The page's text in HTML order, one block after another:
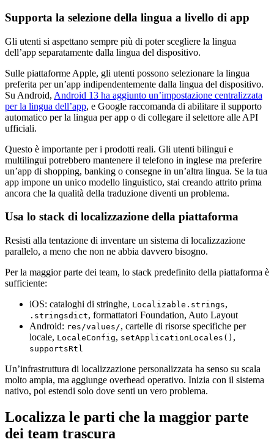
Supporta la selezione della lingua a livello di app
Gli utenti si aspettano sempre più di poter scegliere la lingua
dell’app separatamente dalla lingua del dispositivo.
Sulle piattaforme Apple, gli utenti possono selezionare la lingua
preferita per un’app indipendentemente dalla lingua del dispositivo.
Su Android, Android 13 ha aggiunto un’impostazione centralizzata
per la lingua dell’app, e Google raccomanda di abilitare il supporto
automatico per la lingua per app o di collegare il selettore alle API
ufficiali.
Questo è importante per i prodotti reali. Gli utenti bilingui e
multilingui potrebbero mantenere il telefono in inglese ma preferire
un’app di shopping, banking o consegne in un’altra lingua. Se la tua
app impone un unico modello linguistico, stai creando attrito prima
ancora che la qualità della traduzione diventi un problema.
Usa lo stack di localizzazione della piattaforma
Resisti alla tentazione di inventare un sistema di localizzazione
parallelo, a meno che non ne abbia davvero bisogno.
Per la maggior parte dei team, lo stack predefinito della piattaforma è
sufficiente:
iOS: cataloghi di stringhe, Localizable.strings,
.stringsdict, formattatori Foundation, Auto Layout
Android: res/values/, cartelle di risorse specifiche per
locale, LocaleConfig, setApplicationLocales() ,
supportsRtl
Un’infrastruttura di localizzazione personalizzata ha senso su scala
molto ampia, ma aggiunge overhead operativo. Inizia con il sistema
nativo, poi estendi solo dove senti un vero problema.
Localizza le parti che la maggior parte
dei team trascura